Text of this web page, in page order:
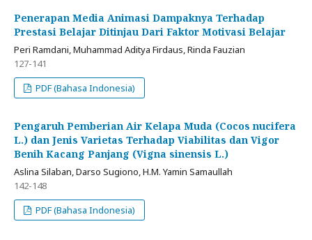
Penerapan Media Animasi Dampaknya Terhadap
Prestasi Belajar Ditinjau Dari Faktor Motivasi Belajar
Peri Ramdani, Muhammad Aditya Firdaus, Rinda Fauzian
127-141
PDF (Bahasa Indonesia)
Pengaruh Pemberian Air Kelapa Muda (Cocos nucifera
L.) dan Jenis Varietas Terhadap Viabilitas dan Vigor
Benih Kacang Panjang (Vigna sinensis L.)
Aslina Silaban, Darso Sugiono, H.M. Yamin Samaullah
142-148
PDF (Bahasa Indonesia)